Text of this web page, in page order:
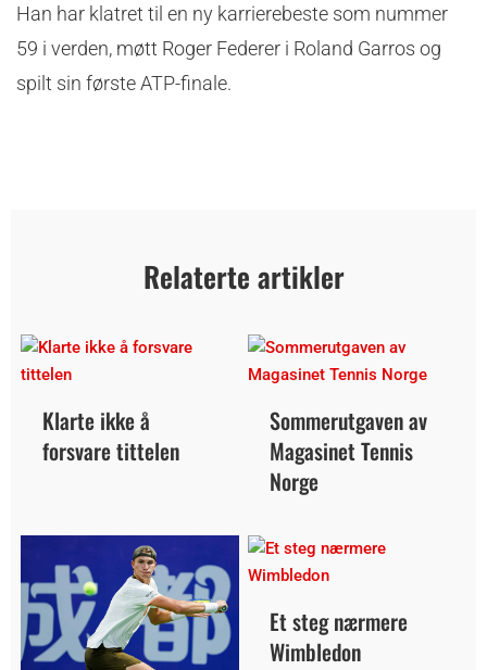
Han har klatret til en ny karrierebeste som nummer
59 i verden, møtt Roger Federer i Roland Garros og
spilt sin første ATP-finale.
Relaterte artikler
Klarte ikke å
forsvare tittelen
Sommerutgaven av
Magasinet Tennis
Norge
Et steg nærmere
Wimbledon